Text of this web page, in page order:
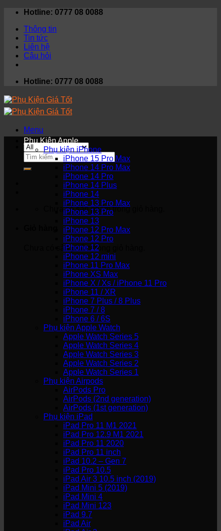
Skip
content
Hotline: 0777 08 0088
Thông tin
Tin tức
Liên hệ
Câu hỏi
Hotline: 0777 08 0088
Menu
Tìm
kiếm:
Chưa có sản phẩm trong giỏ hàng.
Chưa có sản phẩm trong giỏ hàng.
Phụ Kiện Apple
Phụ kiện iPhone
iPhone 15 Pro Max
iPhone 14 Pro Max
iPhone 14 Pro
iPhone 14 Plus
iPhone 14
iPhone 13 Pro Max
iPhone 13 Pro
iPhone 13
iPhone 12 Pro Max
iPhone 12 Pro
iPhone 12
iPhone 12 mini
iPhone 11 Pro Max
iPhone XS Max
iPhone X / Xs / iPhone 11 Pro
iPhone 11 / XR
iPhone 7 Plus / 8 Plus
iPhone 7 / 8
iPhone 6 / 6S
Phụ kiện Apple Watch
Apple Watch Series 5
Apple Watch Series 4
Apple Watch Series 3
Apple Watch Series 2
Apple Watch Series 1
Phụ kiện Airpods
AirPods Pro
AirPods (2nd generation)
AirPods (1st generation)
Phụ kiện iPad
iPad Pro 11 M1 2021
iPad Pro 12.9 M1 2021
iPad Pro 11 2020
iPad Pro 11 inch
iPad 10.2 – Gen 7
iPad Pro 10.5
iPad Air 3 10.5 inch (2019)
iPad Mini 5 (2019)
iPad Mini 4
iPad Mini 123
iPad 9.7
iPad Air